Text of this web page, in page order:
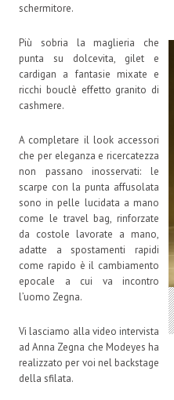
schermitore.
Più sobria la maglieria che
punta su dolcevita, gilet e
cardigan a fantasie mixate e
ricchi bouclè effetto granito di
cashmere.
A completare il look accessori
che per eleganza e ricercatezza
non passano inosservati: le
scarpe con la punta affusolata
sono in pelle lucidata a mano
come le travel bag, rinforzate
da costole lavorate a mano,
adatte a spostamenti rapidi
come rapido è il cambiamento
epocale a cui va incontro
l’uomo Zegna.
Vi lasciamo alla video intervista
ad Anna Zegna che Modeyes ha
realizzato per voi nel backstage
della sfilata.